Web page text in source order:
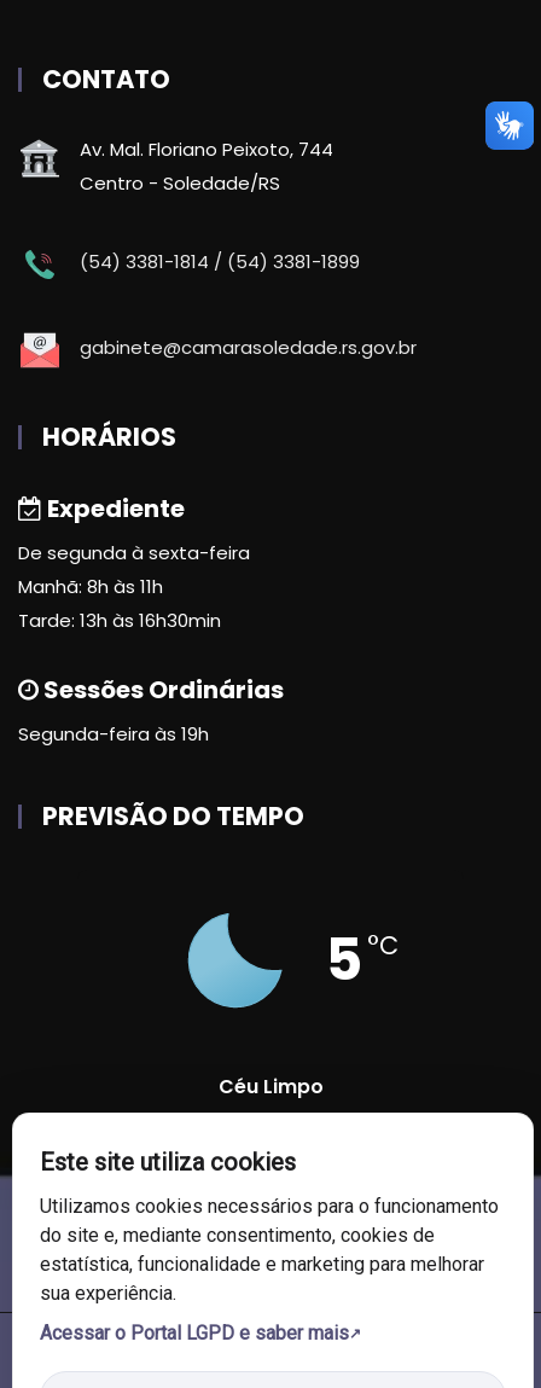
CONTATO
Av. Mal. Floriano Peixoto, 744
Centro - Soledade/RS
(54) 3381-1814 / (54) 3381-1899
gabinete@camarasoledade.rs.gov.br
HORÁRIOS
Expediente
De segunda à sexta-feira
Manhã: 8h às 11h
Tarde: 13h às 16h30min
Sessões Ordinárias
Segunda-feira às 19h
PREVISÃO DO TEMPO
5 °C
Céu Limpo
95 % 1018 mb
© 2026 Câmara de Vereadores de Soledade/RS. Todos os direitos
Este site utiliza cookies
Utilizamos cookies necessários para o funcionamento
do site e, mediante consentimento, cookies de
estatística, funcionalidade e marketing para melhorar
sua experiência.
Acessar o Portal LGPD e saber mais